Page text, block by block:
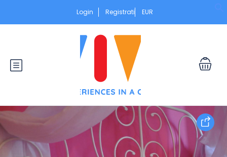
Login Registrati EUR